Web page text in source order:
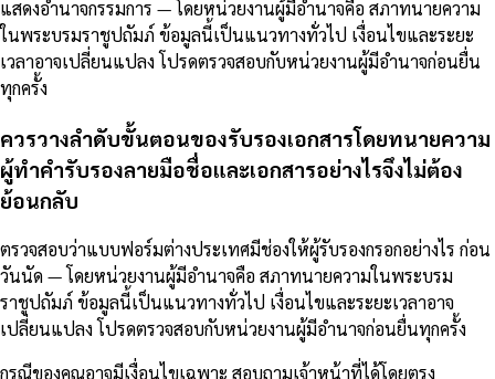
แสดงอำนาจกรรมการ — โดยหน่วยงานผู้มีอำนาจคือ สภาทนายความ
ในพระบรมราชูปถัมภ์ ข้อมูลนี้เป็นแนวทางทั่วไป เงื่อนไขและระยะ
เวลาอาจเปลี่ยนแปลง โปรดตรวจสอบกับหน่วยงานผู้มีอำนาจก่อนยื่น
ทุกครั้ง
ควรวางลำดับขั้นตอนของรับรองเอกสารโดยทนายความ
ผู้ทำคำรับรองลายมือชื่อและเอกสารอย่างไรจึงไม่ต้อง
ย้อนกลับ
ตรวจสอบว่าแบบฟอร์มต่างประเทศมีช่องให้ผู้รับรองกรอกอย่างไร ก่อน
วันนัด — โดยหน่วยงานผู้มีอำนาจคือ สภาทนายความในพระบรม
ราชูปถัมภ์ ข้อมูลนี้เป็นแนวทางทั่วไป เงื่อนไขและระยะเวลาอาจ
เปลี่ยนแปลง โปรดตรวจสอบกับหน่วยงานผู้มีอำนาจก่อนยื่นทุกครั้ง
กรณีของคุณอาจมีเงื่อนไขเฉพาะ สอบถามเจ้าหน้าที่ได้โดยตรง